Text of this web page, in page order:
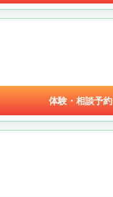
体験・相談予約